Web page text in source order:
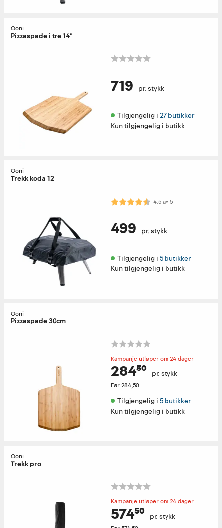
Ooni
Pizzaspade i tre 14"
719 pr. stykk
Tilgjengelig i 27 butikker
Kun tilgjengelig i butikk
Ooni
Trekk koda 12
Karakter: 4.5 av 5 mulige
4.5av5
499 pr. stykk
Tilgjengelig i 5 butikker
Kun tilgjengelig i butikk
Ooni
Pizzaspade 30cm
Kampanje utløper om 24 dager
284⁵⁰ pr. stykk
Før284,50
Tilgjengelig i 5 butikker
Kun tilgjengelig i butikk
Ooni
Trekk pro
Kampanje utløper om 24 dager
574⁵⁰ pr. stykk